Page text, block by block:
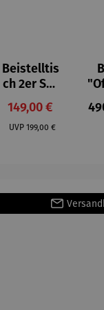
Beistelltis
ch 2er Set
– Dalias
Verkaufspreis:
149,00 €
UVP Regulärer Preis:
199,00 €